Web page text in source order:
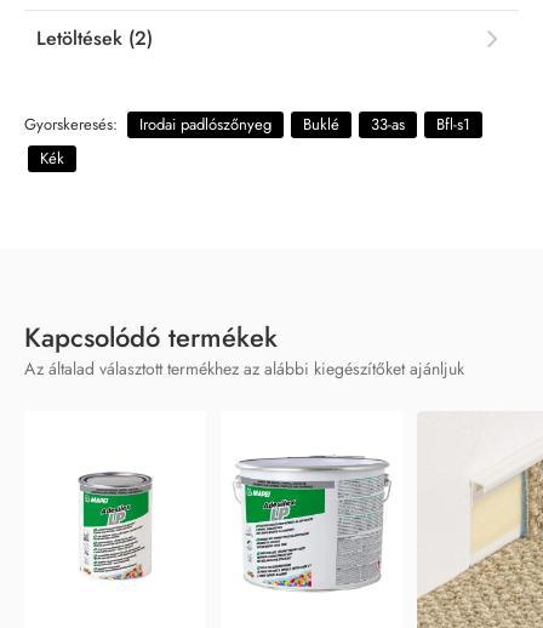
Letöltések (2)
Gyorskeresés: Irodai padlószőnyeg Buklé 33-as
Bfl-s1
Kék
Kapcsolódó termékek
Az általad választott termékhez az alábbi kiegészítőket ajánljuk